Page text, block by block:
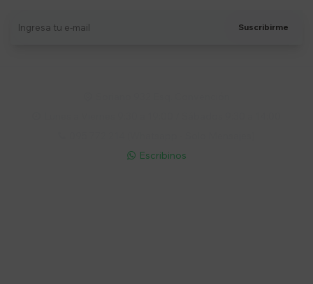
Suscribirme
 Escribinos